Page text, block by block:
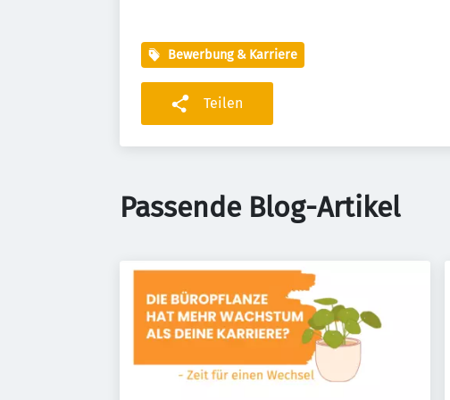
Bewerbung & Karriere
Teilen
Passende Blog-Artikel